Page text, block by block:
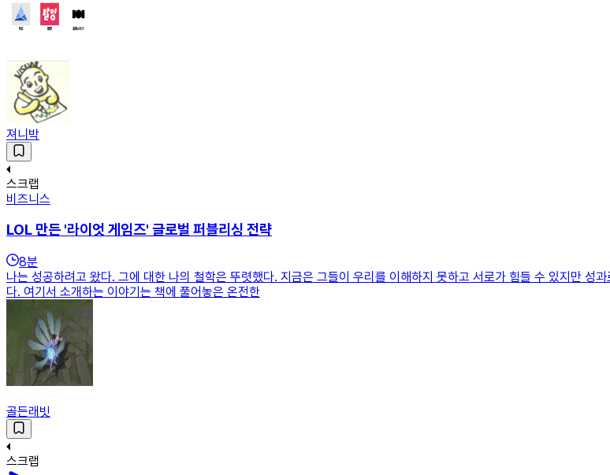
져니박
스크랩
비즈니스
LOL 만든 '라이엇 게임즈' 글로벌 퍼블리싱 전략
8분
나는 성공하려고 왔다. 그에 대한 나의 철학은 뚜렷했다. 지금은 그들이 우리를 이해하지 못하고 서로가 힘들 수 있지만 성
다. 여기서 소개하는 이야기는 책에 풀어놓은 온전한
골든래빗
스크랩